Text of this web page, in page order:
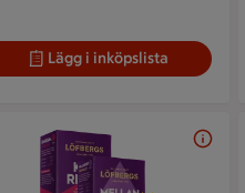
Lägg i inköpslista